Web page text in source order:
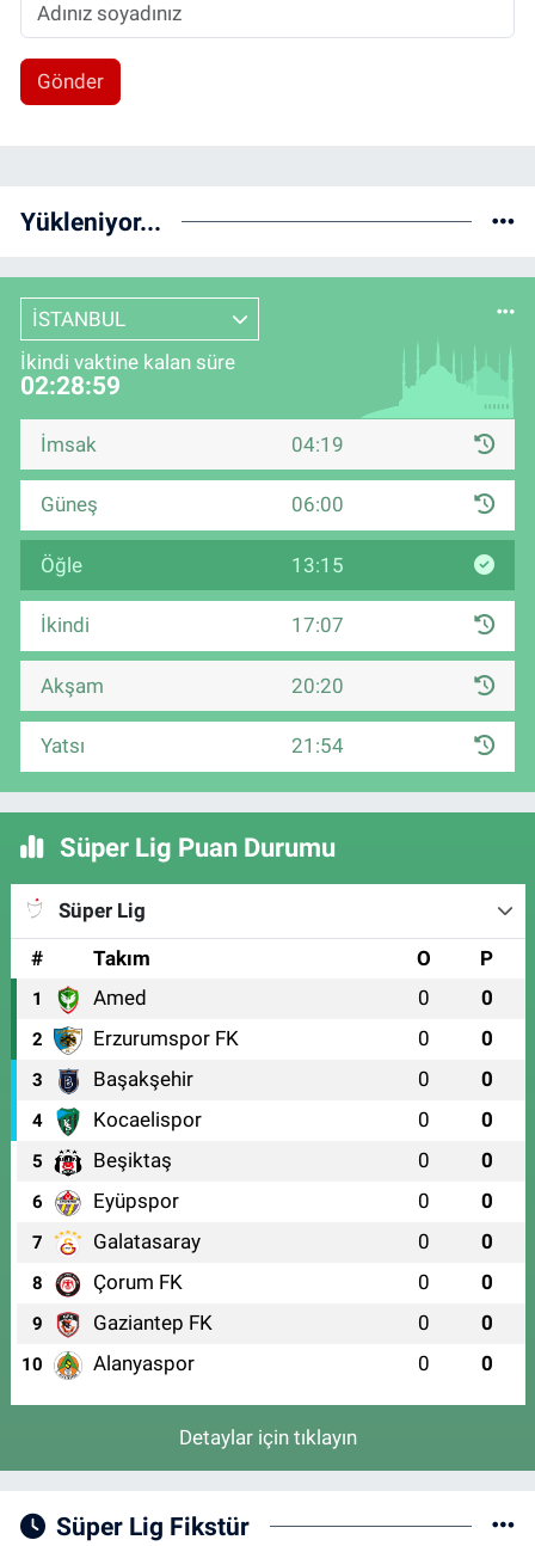
Gönder
Yükleniyor...
İSTANBUL
İkindi vaktine kalan süre
02:28:58
İmsak 04:19
Güneş 06:00
Öğle 13:15
İkindi 17:07
Akşam 20:20
Yatsı 21:54
Süper Lig Puan Durumu
Süper Lig
#
Takım O P
1 Amed 0 0
2 Erzurumspor FK 0 0
3 Başakşehir 0 0
4 Kocaelispor 0 0
5 Beşiktaş 0 0
6 Eyüpspor 0 0
7 Galatasaray 0 0
8 Çorum FK 0 0
9 Gaziantep FK 0 0
10 Alanyaspor 0 0
Detaylar için tıklayın
Süper Lig Fikstür